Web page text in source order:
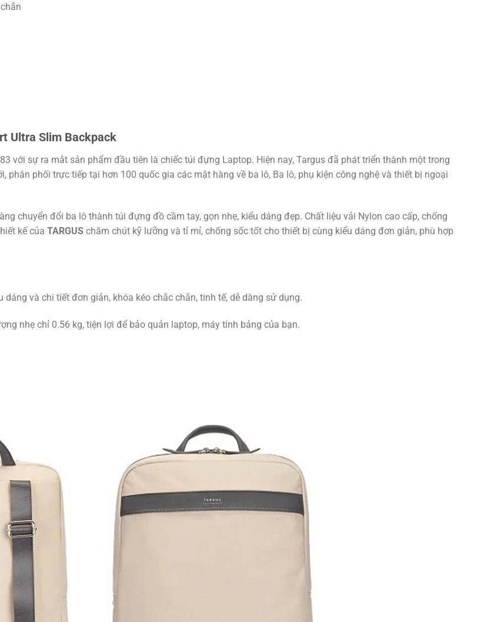
Ultra Slim Backpack
với sự ra mắt sản phẩm đầu tiên là chiếc túi đựng Laptop. Hiện nay, Targus đã phát triển thành một trong
phối trực tiếp tại hơn 100 quốc gia các mặt hàng về ba lô, Ba lô, phụ kiện công nghệ và thiết bị ngoại
chuyển đổi ba lô thành túi đựng đồ cầm tay, gọn nhẹ, kiểu dáng đẹp. Chất liệu vải Nylon cao cấp, chống
kế của TARGUS chăm chút kỹ lưỡng và tỉ mỉ, chống sốc tốt cho thiết bị cùng kiểu dáng đơn giản, phù hợp
dáng và chi tiết đơn giản, khóa kéo chắc chắn, tinh tế, dễ dàng sử dụng.
nhẹ chỉ 0.56 kg, tiện lợi để bảo quản laptop, máy tính bảng của bạn.